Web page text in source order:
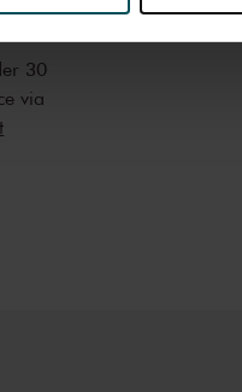
en verwerken.
30
via